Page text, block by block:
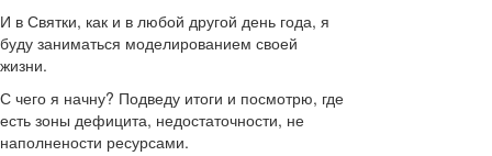
И в Святки, как и в любой другой день года, я
буду заниматься моделированием своей
жизни.
С чего я начну? Подведу итоги и посмотрю, где
есть зоны дефицита, недостаточности, не
наполнености ресурсами.